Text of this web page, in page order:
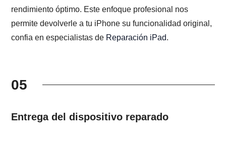
rendimiento óptimo. Este enfoque profesional nos
permite devolverle a tu iPhone su funcionalidad original,
confia en especialistas de Reparación iPad.
05
Entrega del dispositivo reparado